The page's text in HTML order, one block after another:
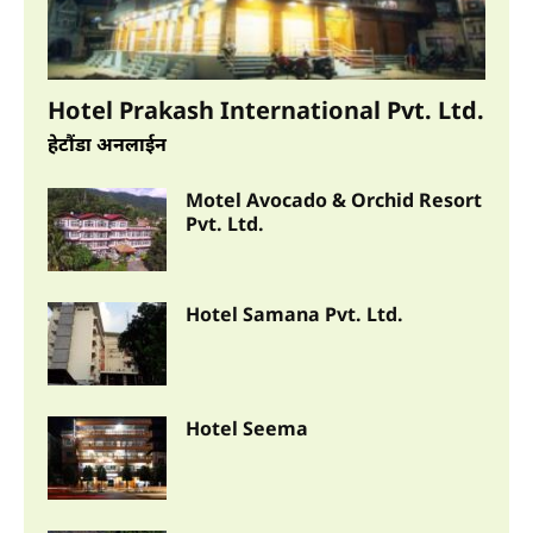
हेटौंडा अनलाईन
हेटौंडा टाईम्स दैनिक
हेटौंडा अनलाईन
पहिलो समाचार
हेटौंडा अनलाईन
Hotel Prakash International Pvt. Ltd.
हेटौंडा अनलाईन
Motel Avocado & Orchid Resort
Pvt. Ltd.
Hotel Samana Pvt. Ltd.
Hotel Seema